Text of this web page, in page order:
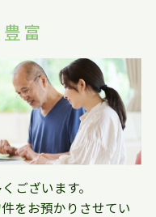
富
ございます。
をお預かりさせてい